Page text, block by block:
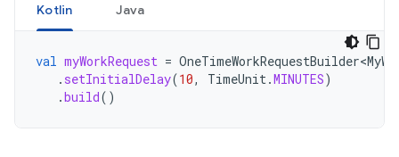
Kotlin Java
val myWorkRequest =
. setInitialDelay(10, TimeUnit.MINUTES)
.build()